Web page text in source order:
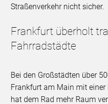
Straßenverkehr nicht sicher.
Frankfurt überholt
Fahrradstädte
Bei den Großstädten über
Frankfurt am Main mit einer
hat dem Rad mehr Raum